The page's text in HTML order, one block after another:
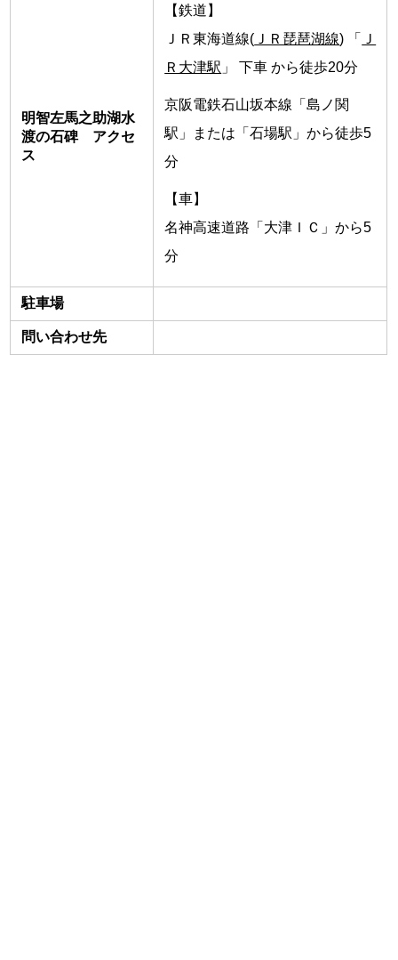
明智左馬之助湖水
渡の石碑 アクセ
ス
【鉄道】
ＪＲ東海道線( ＪＲ琵琶湖線) 「
Ｊ
Ｒ大津駅 」 下車 から徒歩20分
京阪電鉄石山坂本線「島ノ関
駅」または「石場駅」から徒歩5
分
【車】
名神高速道路「大津ＩＣ」から5
分
駐車場
問い合わせ先